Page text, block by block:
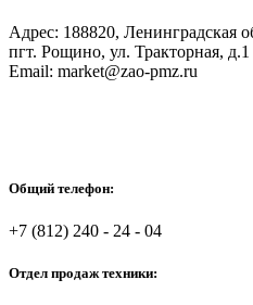
Адрес: 188820, Ленинградская
пгт. Рощино, ул. Тракторная, д.1
Email: market@zao-pmz.ru
Общий телефон:
+7 (812) 240 - 24 - 04
Отдел продаж техники: